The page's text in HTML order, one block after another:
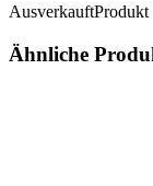
AusverkauftProdukt
Ähnliche